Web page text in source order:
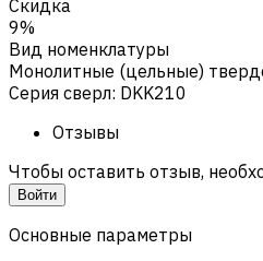
Скидка
9%
Вид номенклатуры
Монолитные (цельные)
Серия сверл: DKK210
Отзывы
Чтобы оставить отзыв,
Войти
Основные параметры